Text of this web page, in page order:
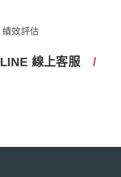
績效評估
LINE 線上客服 /